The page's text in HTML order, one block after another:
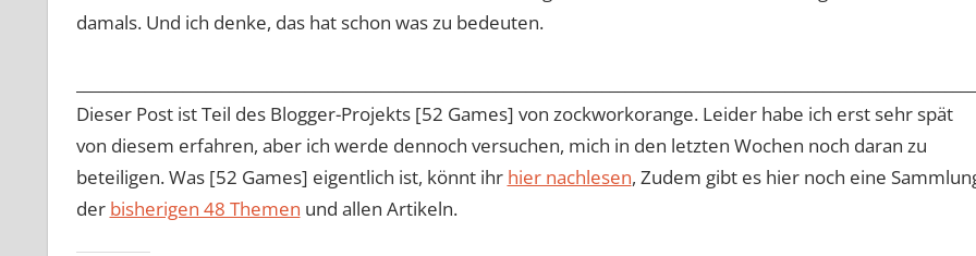
damals. Und ich denke, das hat schon was zu bedeuten.
Dieser Post ist Teil des Blogger-Projekts [52 Games] von zockworkorange. Leider habe ich erst sehr spät
von diesem erfahren, aber ich werde dennoch versuchen, mich in den letzten Wochen noch daran zu
beteiligen. Was [52 Games] eigentlich ist, könnt ihr hier nachlesen, Zudem gibt es hier noch eine
der bisherigen 48 Themen und allen Artikeln.